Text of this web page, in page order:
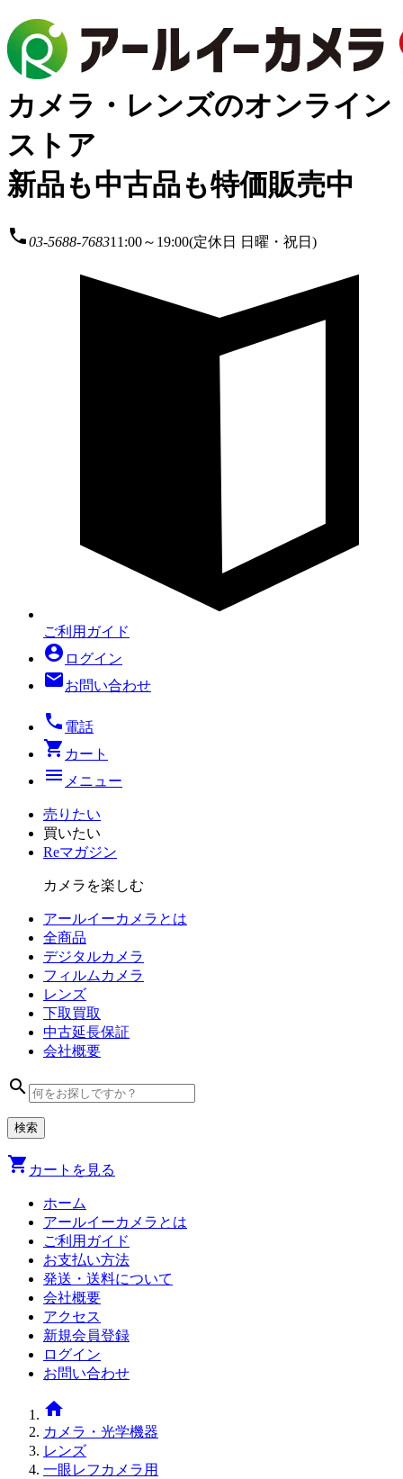
カメラ・レンズのオンライン
ストア
新品も中古品も特価販売中
local_phone03-5688-768311:00～19:00(定休日 日曜・祝日)
ご利用ガイド
account_circle ログイン
mailお問い合わせ
local_phone 電話
shopping_cart カート
menu メニュー
売りたい
買いたい
Reマガジン
カメラを楽しむ
アールイーカメラとは
全商品
デジタルカメラ
フィルム カメラ
レンズ
下取買取
中古延長保証
会社概要
search
shopping_cart カートを見る
ホーム
アールイーカメラとは
ご利用ガイド
お支払い方法
発送・送料について
会社概要
アクセス
新規会員登録
ログイン
お問い合わせ
home
カメラ・光学機器
レンズ
一眼レフカメラ用